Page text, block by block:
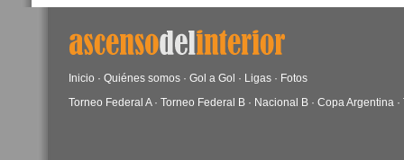
Inicio · Quiénes somos · Gol a Gol · Ligas · Fotos
Torneo Federal A· Torneo Federal B · Nacional B · Copa Argentina ·